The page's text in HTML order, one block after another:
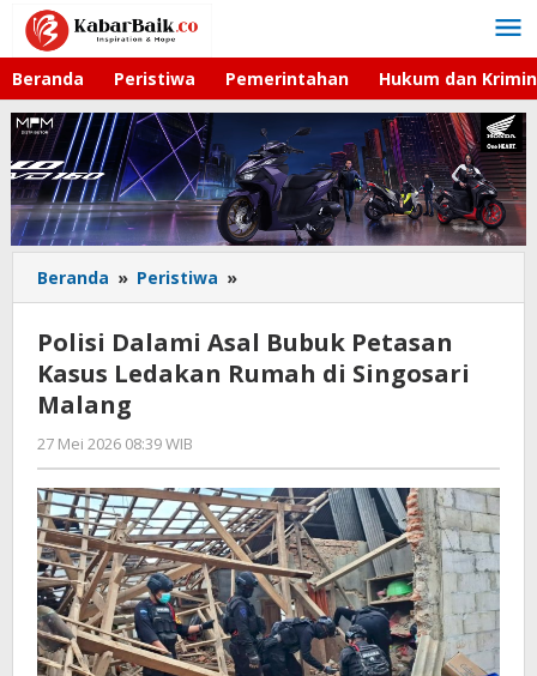
Lewati
konten
Beranda Peristiwa Pemerintahan Hukum dan
Beranda » Peristiwa »
Dalami
Asal
Bubuk
Petasan
Singosari
Malang
Polisi Dalami Asal Bubuk Petasan
Kasus Ledakan Rumah di Singosari
Malang
27 Mei 2026 08:39 WIB
Imam
WD